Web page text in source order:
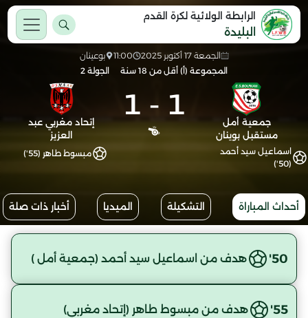
الرابطة الولائية لكرة القدم
البليدة
الجمعة 17 أكتوبر 2025 11:00
بوعينان
المجموعة (أ) أقل من 18 سنة
الجولة 2
جمعية أمل
مستقبل بوينان
1
-
1
إتحاد مغربي عبد
العزيز
اسماعيل سيد أحمد
(50')
مبسوط طاهر (55')
أحداث المباراة التشكيلة الميديا أخبار ذات صلة
50' هدف من اسماعيل سيد أحمد (جمعية أمل )
55' هدف من مبسوط طاهر (إتحاد مغربي)